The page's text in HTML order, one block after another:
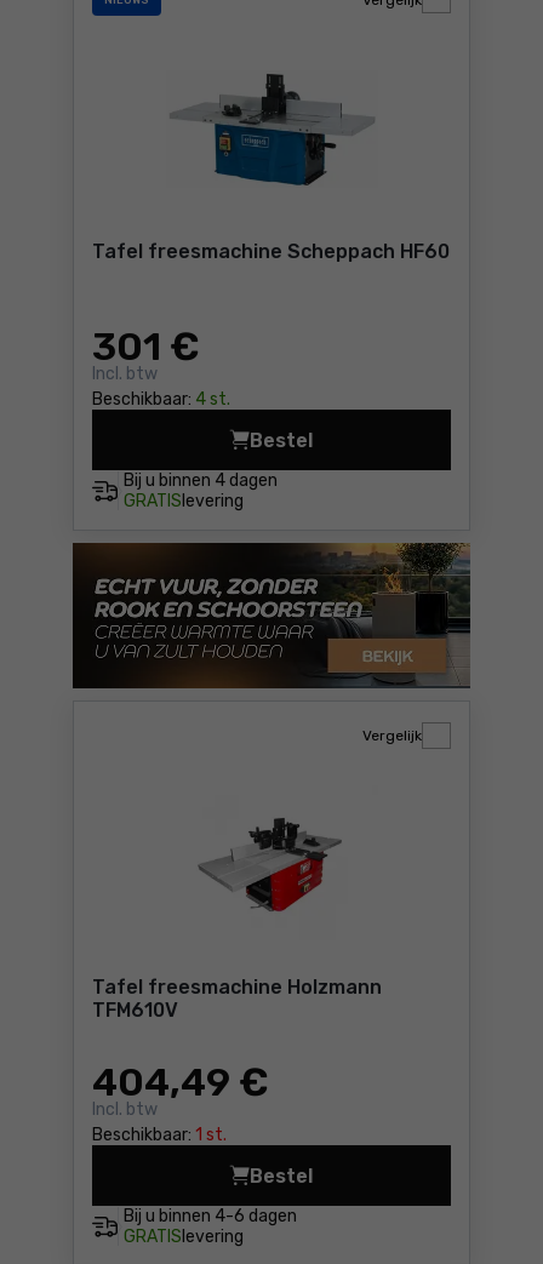
Tafel freesmachine Scheppach HF60
301 €
Incl. btw
Beschikbaar: 4 st.
Bij u binnen 4 dagen
GRATIS levering
Bestel
Tafel freesmachine
Tafel freesmachine Holzmann
TFM610V
404,49 €
Incl. btw
Beschikbaar: 1 st.
Vergelijk
Bij u binnen 4-6 dagen
GRATIS levering
Bestel
Tafel freesmachine